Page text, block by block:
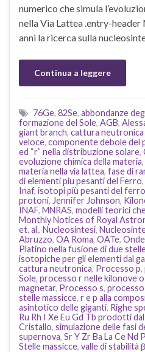
numerico che simula
nella Via Lattea .entry-
anni la ricerca sulla
Continua a leggere
76Ge, 82Se, abbondanze
formazione del Sole, AGB,
giant branch, cattura neutronica
veloce, componente debole del
ed “r” nella distribuzione solare,
evoluzione chimica della materia,
materia nella via lattea, fase di
di elementi piu pesanti del Ferro,
Inaf, isotopi più pesanti del ferro
protoni, Jennifer Johnson,
INAF, MNRAS, modelli teorici
Monthly Notices of Royal
et. al., Nucleosintesi,
Abruzzo, OA Roma, OATe,
Platino nella fusione di due
isotopiche per gli elementi dal
cattura neutronica, Processo p,
Sole, processo r nelle kilonove
magnetar, Processo s, processo
stelle massicce, r e p alla
asintotico delle giganti, Righe
Ru Rh I Xe Eu Gd Tb prodotti
Cristallo, simulazione delle fasi
supernova, Sr Y Zr Ba La Ce
Stelle massicce, valle di stabilità β